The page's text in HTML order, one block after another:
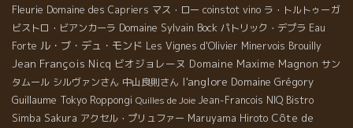
Fleurie Domaine des Capriers マス・ロー coinstot vino ラ・トルトゥーガ
ビストロ・ビアンカーラ Domaine Sylvain Bock パトリック・デプラ Eau
Forte ル・ブ・デュ・モンド Les Vignes d'Olivier Minervois Brouilly
Jean François Nicq ビオジョレーヌ Domaine Maxime Magnon サン
タムール シルヴァンさん 中山良則さん l'anglore Domaine Grégory
Guillaume Tokyo Roppongi Quilles de Joie Jean-Francois NIQ Bistro
Simba Sakura アクセル・プリュファー Maruyama Hiroto Côte de